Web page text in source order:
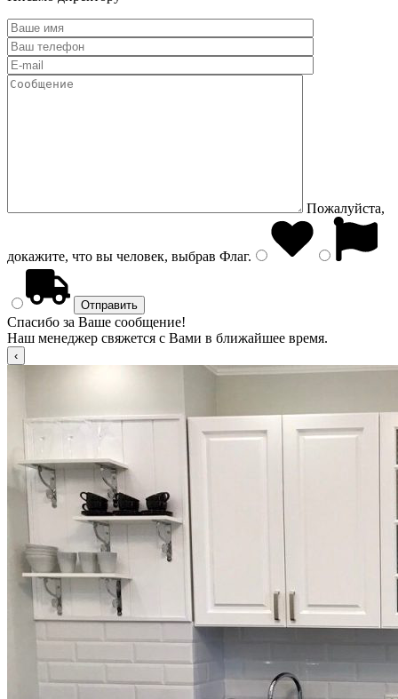
Пожалуйста,
докажите, что вы человек, выбрав Флаг.
Спасибо за Ваше сообщение!
Наш менеджер свяжется с Вами в ближайшее время.